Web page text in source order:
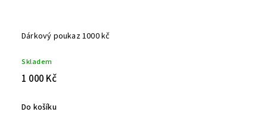
Dárkový poukaz 1000 kč
Skladem
1 000 Kč
Do košíku